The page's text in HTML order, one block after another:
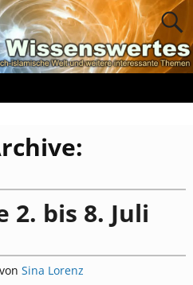
bis 8. Juli
von Sina Lorenz